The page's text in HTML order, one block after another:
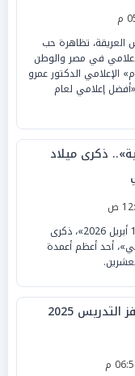
تظاهرة حب
في مصر والوطن
الإعلامي الدكتور عمرو
إعلامي لعام
ذكرى ميلاد
تحل اليوم الأربعاء، الموافق «15 أبريل 2026»، ذكرى
أحد أعظم أعمدة
حرمان فئات محددة من حافز التدريس 2025